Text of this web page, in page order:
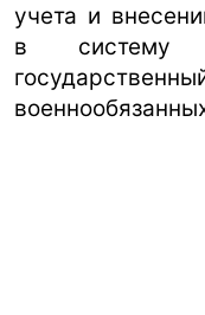
учета и
в систему